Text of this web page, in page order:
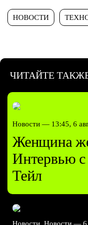
НОВОСТИ
ЧИТАЙТЕ
Новости — 13:45, 6
Женщина
Интервью с
Тейл